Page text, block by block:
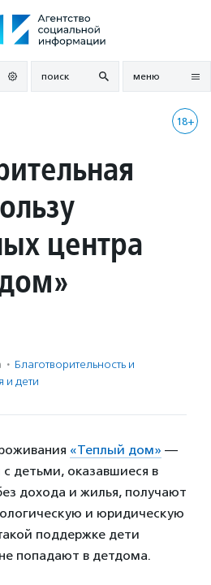
поиск меню
18+
центра
· Благотвори­тель­ность и
и дети
«Теплый дом» —
детьми, оказавшиеся в
дохода и жилья, получают
и юридическую
поддержке дети
попадают в детдома.